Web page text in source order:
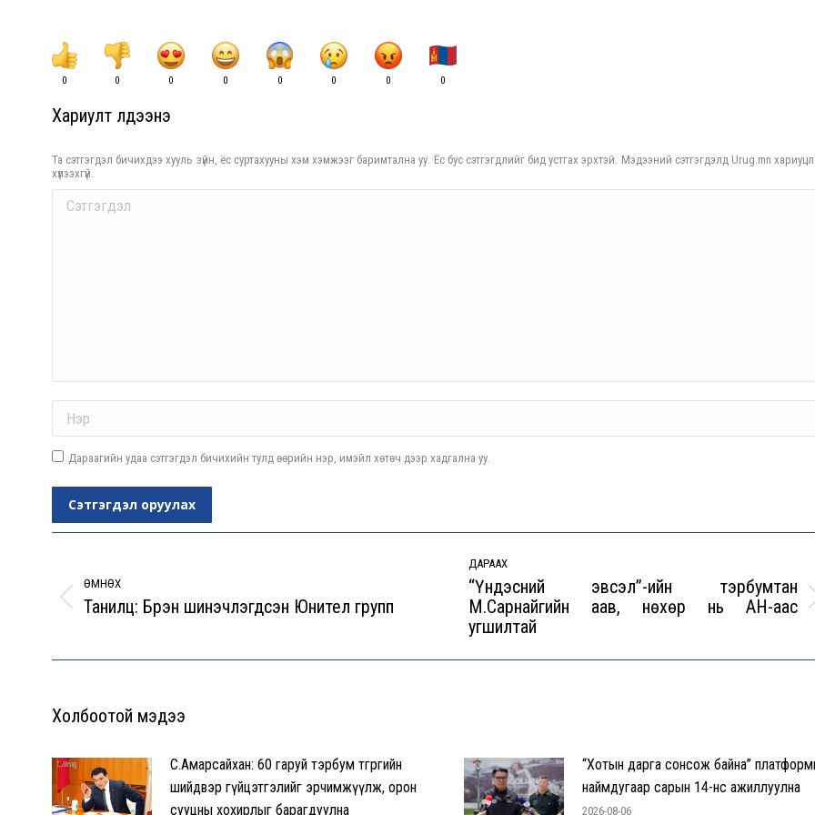
0 0 0 0 0 0 0 0
Хариулт үлдээнэ үү
Та сэтгэгдэл бичихдээ хууль зүйн, ёс суртахууны хэм хэмжээг баримтална уу. Ёс бус сэтгэгдлийг бид устгах эрхтэй. Мэдээний сэтгэгдэлд Urug.mn
хүлээхгүй.
Comment
Дараагийн удаа сэтгэгдэл бичихийн тулд өөрийн нэр, имэйл хөтөч дээр хадгална уу.
Сэтгэгдэл оруулах
ӨМНӨХ
Previous
Танилц: Бүрэн шинэчлэгдсэн Юнител групп
ДАРААХ
Next
post:
“Үндэсний эвсэл”-ийн тэрбумтан
М.Сарнайгийн аав, нөхөр нь АН-аас
угшилтай
Холбоотой мэдээ
С.Амарсайхан: 60 гаруй тэрбум төгрөгийн
шийдвэр гүйцэтгэлийг эрчимжүүлж, орон
сууцны хохирлыг барагдуулна
“Хотын дарга сонсож байна”
наймдугаар сарын 14-нөөс ажиллуулна
2026-08-06